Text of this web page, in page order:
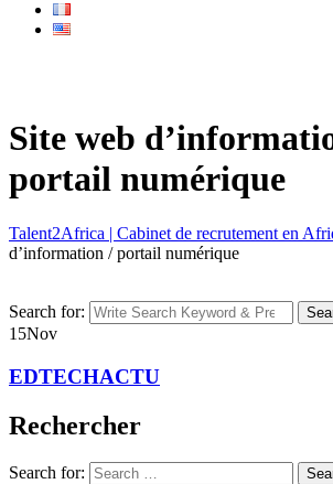
Site web
portail numérique
Talent2Africa | Cabinet de recrutement en
d’information / portail numérique
Search for:
15Nov
EDTECHACTU
Rechercher
Search for: